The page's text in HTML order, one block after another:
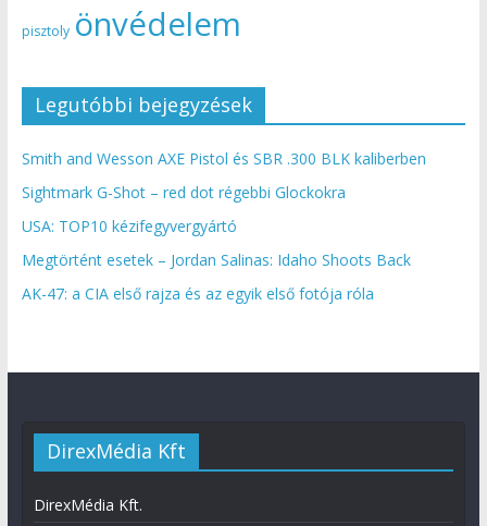
pisztoly önvédelem
Legutóbbi bejegyzések
Smith and Wesson AXE Pistol és SBR .300 BLK kaliberben
Sightmark G-Shot – red dot régebbi Glockokra
USA: TOP10 kézifegyvergyártó
Megtörtént esetek – Jordan Salinas: Idaho Shoots Back
AK-47: a CIA első rajza és az egyik első fotója róla
DirexMédia Kft
DirexMédia Kft.